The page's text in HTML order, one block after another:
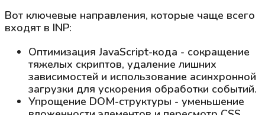
Вот ключевые направления, которые чаще всего
входят в INP:
Оптимизация JavaScript-кода - сокращение
тяжелых скриптов, удаление лишних
зависимостей и использование асинхронной
загрузки для ускорения обработки событий.
Упрощение DOM-структуры - уменьшение